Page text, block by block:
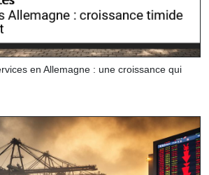
en Allemagne : une croissance qui